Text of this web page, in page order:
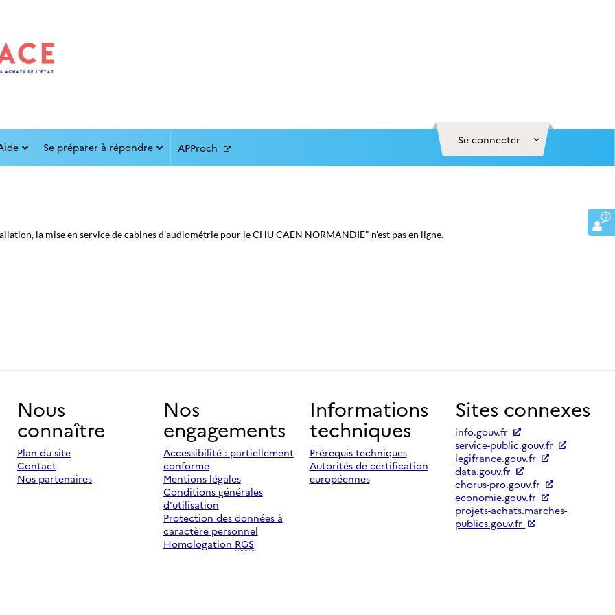
Se connecter
Se préparer à répondre APProch
la mise en service de cabines d’audiométrie pour le CHU CAEN NORMANDIE" n'est pas en ligne.
Nous
connaître
Plan du site
Contact
Nos partenaires
Nos
engagements
Accessibilité : partiellement
conforme
Mentions légales
Conditions générales
d'utilisation
Protection des données à
caractère personnel
Homologation RGS
Informations
techniques
Prérequis techniques
Autorités de certification
européennes
Sites connexes
info.gouv.fr
service-public.gouv.fr
legifrance.gouv.fr
data.gouv.fr
chorus-pro.gouv.fr
economie.gouv.fr
projets-achats.marches-
publics.gouv.fr